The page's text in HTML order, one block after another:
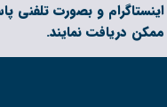
و بصورت
دریافت نمایند.